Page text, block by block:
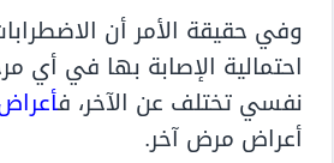
وفي حقيقة الأمر أن
احتمالية الإصابة بها في
نفسي تختلف عن الآخر، ف
أعراض مرض آخر.